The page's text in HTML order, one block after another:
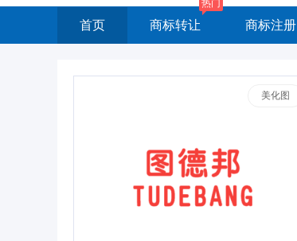
首页 商标转让
热门
商标注册
美化图